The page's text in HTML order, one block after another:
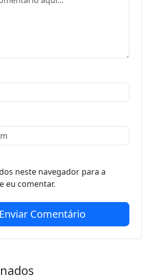
neste navegador para a
eu comentar.
Enviar Comentário